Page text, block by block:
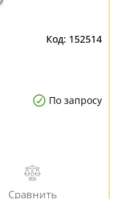
152514
По запросу